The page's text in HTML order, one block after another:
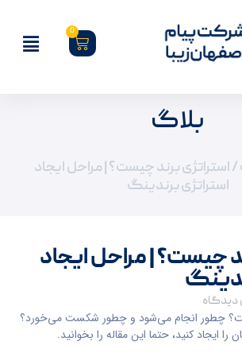
0
بلاگ
/ استراتژی برند چیست؟ | مراحل ایجاد
استراتژی برندینگ
چیست؟ | مراحل ایجاد
دیدگاه
چطور انجام می‌شود و چطور شکست می‌خورد؟
را ایجاد کنید، حتما این مقاله را بخوانید.